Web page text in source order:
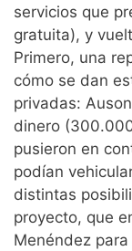
servicios que
gratuita), y
Primero, una
cómo se dan
privadas:
dinero
pusieron en
podían
distintas
proyecto, que
Menéndez